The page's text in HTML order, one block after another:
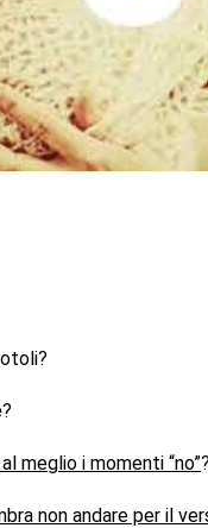
?
meglio i momenti “no”?
non andare per il